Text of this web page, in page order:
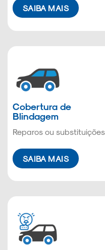
SAIBA MAIS
Cobertura de
Blindagem
Reparos ou
SAIBA MAIS